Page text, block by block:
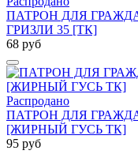
ПАТРОН ДЛЯ
ГРИЗЛИ 35 [ТК]
68 руб
Распродано
ПАТРОН ДЛЯ
[ЖИРНЫЙ ГУСЬ ТК]
95 руб